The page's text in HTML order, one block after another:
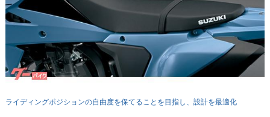
ライディングポジションの自由度を保てることを目指し、設計を最適化